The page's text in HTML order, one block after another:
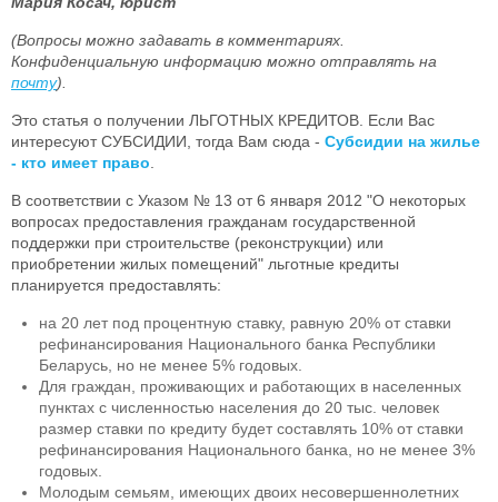
(Вопросы можно задавать в комментариях.
Конфиденциальную информацию можно отправлять на
почту).
Это статья о получении ЛЬГОТНЫХ КРЕДИТОВ. Если Вас
интересуют СУБСИДИИ, тогда Вам сюда - Субсидии на жилье
- кто имеет право
В соответствии с Указом № 13 от 6 января 2012 "О некоторых
вопросах предоставления гражданам государственной
поддержки при строительстве (реконструкции) или
приобретении жилых помещений" льготные кредиты
планируется предоставлять:
на 20 лет под процентную ставку, равную 20% от ставки
рефинансирования Национального банка Республики
Беларусь, но не менее 5% годовых.
Для граждан, проживающих и работающих в населенных
пунктах с численностью населения до 20 тыс. человек
размер ставки по кредиту будет составлять 10% от ставки
рефинансирования Национального банка, но не менее 3%
годовых.
Молодым семьям, имеющих двоих несовершеннолетних